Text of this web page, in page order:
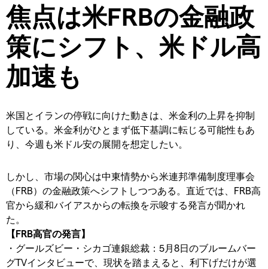
焦点は米FRBの金融政
策にシフト、米ドル高
加速も
米国とイランの停戦に向けた動きは、米金利の上昇を抑制
している。米金利がひとまず低下基調に転じる可能性もあ
り、今週も米ドル安の展開を想定したい。
しかし、市場の関心は中東情勢から米連邦準備制度理事会
（FRB）の金融政策へシフトしつつある。直近では、FRB高
官から緩和バイアスからの転換を示唆する発言が聞かれ
た。
【FRB高官の発言】
・グールズビー・シカゴ連銀総裁：5月8日のブルームバー
グTVインタビューで、現状を踏まえると、利下げだけが選